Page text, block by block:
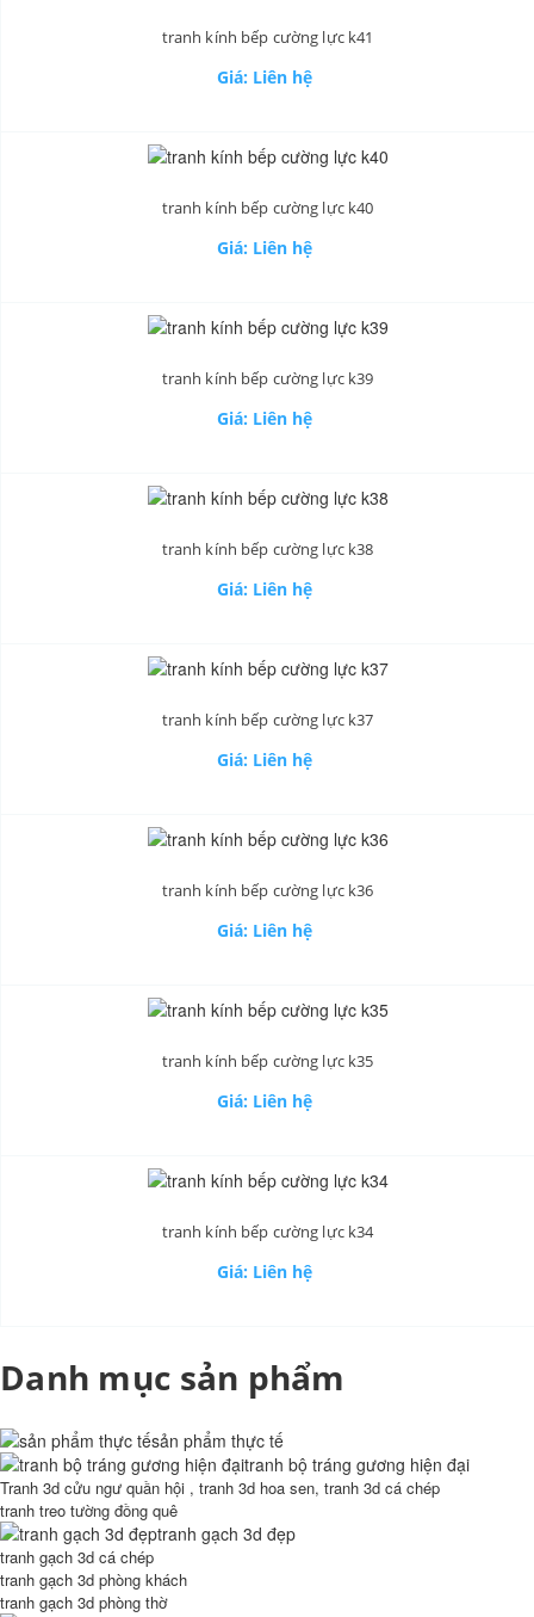
tranh kính bếp cường lực k41
Giá: Liên hệ
tranh kính bếp cường lực k40
Giá: Liên hệ
tranh kính bếp cường lực k39
Giá: Liên hệ
tranh kính bếp cường lực k38
Giá: Liên hệ
tranh kính bếp cường lực k37
Giá: Liên hệ
tranh kính bếp cường lực k36
Giá: Liên hệ
tranh kính bếp cường lực k35
Giá: Liên hệ
tranh kính bếp cường lực k34
Giá: Liên hệ
Danh mục sản phẩm
sản phẩm thực tế
tranh bộ tráng gương hiện đại
Tranh 3d cửu ngư quần hội , tranh 3d hoa sen, tranh 3d cá chép
tranh treo tường đồng quê
tranh gạch 3d đẹp
tranh gạch 3d cá chép
tranh gạch 3d phòng khách
tranh gạch 3d phòng thờ